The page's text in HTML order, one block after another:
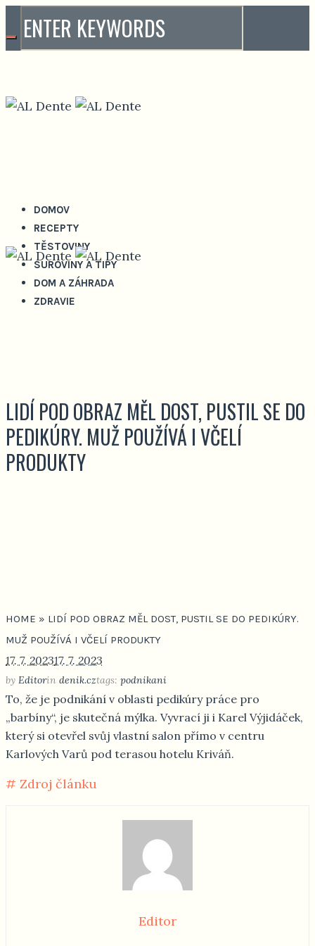
DOMOV
RECEPTY
TĚSTOVINY
SUROVINY A TIPY
DOM A ZÁHRADA
ZDRAVIE
LIDÍ POD OBRAZ MĚL DOST, PUSTIL SE DO
PEDIKÚRY. MUŽ POUŽÍVÁ I VČELÍ
PRODUKTY
HOME » LIDÍ POD OBRAZ MĚL DOST, PUSTIL SE DO PEDIKÚRY.
MUŽ POUŽÍVÁ I VČELÍ PRODUKTY
17. 7. 202317. 7. 2023
by Editorin denik.cztags: podnikani
To, že je podnikání v oblasti pedikúry práce pro
„barbíny“, je skutečná mýlka. Vyvrací ji i Karel Výjidáček,
který si otevřel svůj vlastní salon přímo v centru
Karlových Varů pod terasou hotelu Kriváň.
# Zdroj článku
Editor